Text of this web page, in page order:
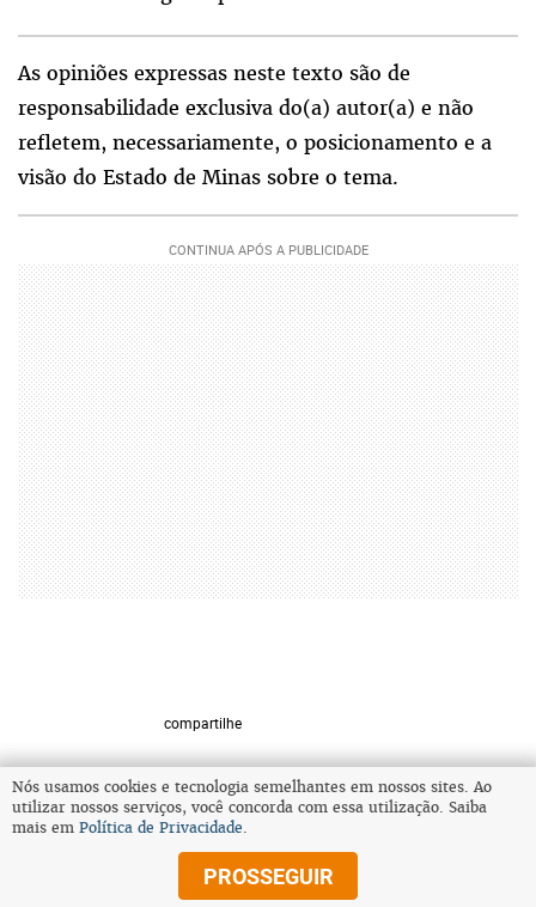
As opiniões expressas neste texto são de
responsabilidade exclusiva do(a) autor(a) e não
refletem, necessariamente, o posicionamento e a
visão do Estado de Minas sobre o tema.
compartilhe
VOLTAR AO TOPO
© Copyright 2025 Diários Associados
Nós usamos cookies e tecnologia semelhantes em nossos sites. Ao
utilizar nossos serviços, você concorda com essa utilização. Saiba
mais em Política de Privacidade.
PROSSEGUIR